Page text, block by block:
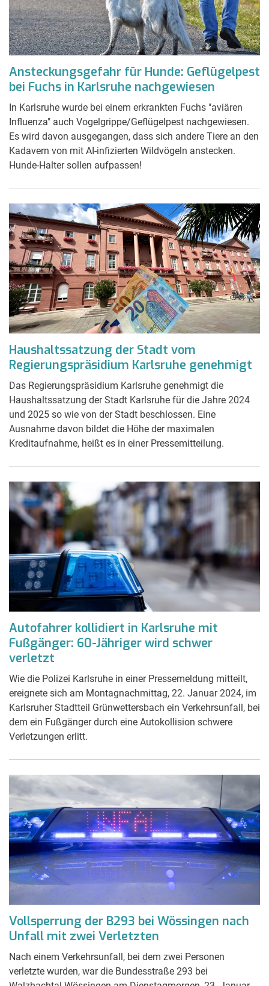
Ansteckungsgefahr für Hunde: Geflügelpest
bei Fuchs in Karlsruhe nachgewiesen
In Karlsruhe wurde bei einem erkrankten Fuchs "aviären
Influenza" auch Vogelgrippe/Geflügelpest nachgewiesen.
Es wird davon ausgegangen, dass sich andere Tiere an den
Kadavern von mit AI-infizierten Wildvögeln anstecken.
Hunde-Halter sollen aufpassen!
Haushaltssatzung der Stadt vom
Regierungspräsidium Karlsruhe genehmigt
Das Regierungspräsidium Karlsruhe genehmigt die
Haushaltssatzung der Stadt Karlsruhe für die Jahre 2024
und 2025 so wie von der Stadt beschlossen. Eine
Ausnahme davon bildet die Höhe der maximalen
Kreditaufnahme, heißt es in einer Pressemitteilung.
Autofahrer kollidiert in Karlsruhe mit
Fußgänger: 60-Jähriger wird schwer
verletzt
Wie die Polizei Karlsruhe in einer Pressemeldung mitteilt,
ereignete sich am Montagnachmittag, 22. Januar 2024, im
Karlsruher Stadtteil Grünwettersbach ein Verkehrsunfall, bei
dem ein Fußgänger durch eine Autokollision schwere
Verletzungen erlitt.
Vollsperrung der B293 bei Wössingen nach
Unfall mit zwei Verletzten
Nach einem Verkehrsunfall, bei dem zwei Personen
verletzte wurden, war die Bundesstraße 293 bei